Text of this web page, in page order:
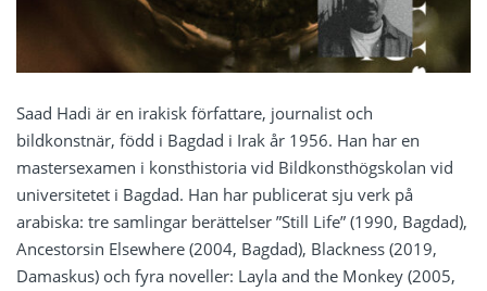
Saad Hadi är en irakisk författare, journalist och
bildkonstnär, född i Bagdad i Irak år 1956. Han har en
mastersexamen i konsthistoria vid Bildkonsthögskolan vid
universitetet i Bagdad. Han har publicerat sju verk på
arabiska: tre samlingar berättelser ”Still Life” (1990, Bagdad),
Ancestorsin Elsewhere (2004, Bagdad), Blackness (2019,
Damaskus) och fyra noveller: Layla and the Monkey (2005,